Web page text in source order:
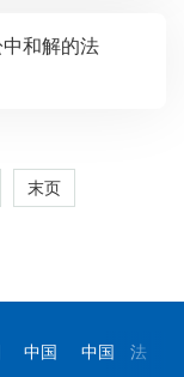
末页
中国 中国 法